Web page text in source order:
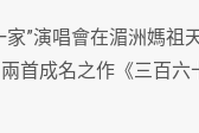
”演唱會在湄洲媽祖
首成名之作《三百